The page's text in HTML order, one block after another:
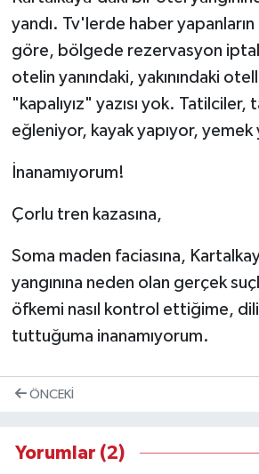
yandı. Tv'lerde haber yapanların
göre, bölgede rezervasyon
otelin yanındaki, yakınındaki
"kapalıyız" yazısı yok. Tatilciler,
eğleniyor, kayak yapıyor,
İnanamıyorum!
Çorlu tren kazasına,
Soma maden faciasına,
yangınına neden olan gerçek
öfkemi nasıl kontrol ettiğime,
tuttuğuma inanamıyorum.
ÖNCEKI
Yorumlar (2)